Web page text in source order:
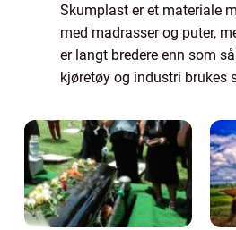
Skumplast er et materiale
med madrasser og puter,
er langt bredere enn som
kjøretøy og industri brukes
tilpasses riktig, kan det